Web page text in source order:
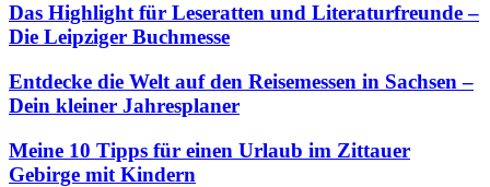
Das Highlight für Leseratten und Literaturfreunde –
Die Leipziger Buchmesse
Entdecke die Welt auf den Reisemessen in Sachsen –
Dein kleiner Jahresplaner
Meine 10 Tipps für einen Urlaub im Zittauer
Gebirge mit Kindern